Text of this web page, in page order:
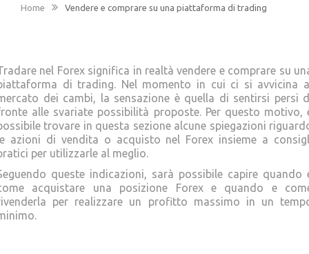
Home Vendere e comprare su una piattaforma di trading
nel Forex significa in realtà vendere e comprare su
di trading. Nel momento in cui ci si avvicina
dei cambi, la sensazione è quella di sentirsi persi
alle svariate possibilità proposte. Per questo motivo,
trovare in questa sezione alcune spiegazioni
azioni di vendita o acquisto nel Forex insieme a
per utilizzarle al meglio.
queste indicazioni, sarà possibile capire quando
acquistare una posizione Forex e quando e
per realizzare un profitto massimo in un